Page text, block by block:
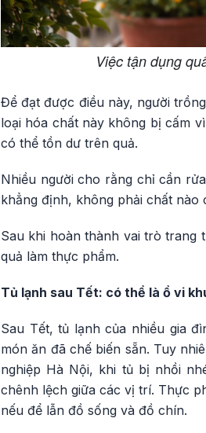
Việc tận dụng
Để đạt được điều này, người
loại hóa chất này không bị cấm
có thể tồn dư trên quả.
Nhiều người cho rằng chỉ cần
khẳng định, không phải chất
Sau khi hoàn thành vai trò trang
quả làm thực phẩm.
Tủ lạnh sau Tết: có thể là ổ vi
Sau Tết, tủ lạnh của nhiều gia
món ăn đã chế biến sẵn. Tuy
nghiệp Hà Nội, khi tủ bị nhồi
chênh lệch giữa các vị trí. Thực
nếu để lẫn đồ sống và đồ chín.